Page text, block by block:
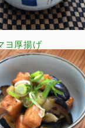
ヨ厚揚げ